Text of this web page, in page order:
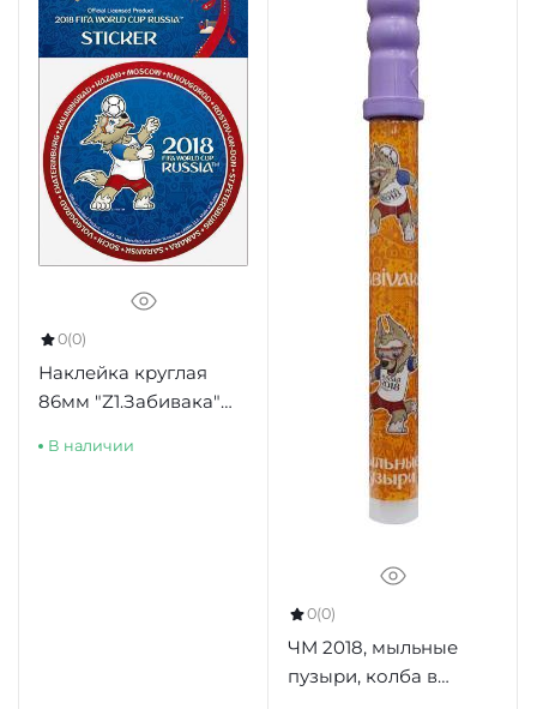
0(0)
Наклейка круглая
86мм "Z1.Забивака"
борт
В наличии
0(0)
ЧМ 2018, мыльные
пузыри, колба в